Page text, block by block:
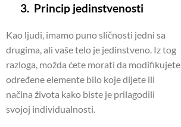
3. Princip jedinstvenosti
Kao ljudi, imamo puno sličnosti jedni sa
drugima, ali vaše telo je jedinstveno. Iz tog
razloga, možda ćete morati da modifikujete
određene elemente bilo koje dijete ili
načina života kako biste je prilagodili
svojoj individualnosti.